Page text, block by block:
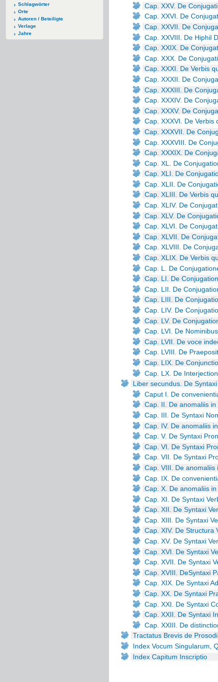
Schlagwörter
Orte
Autoren / Beteiligte
Verlage
Jahre
Cap. XXV. De
Cap. XXVI. De
Cap. XXVII. De
Cap. XXVIII. De Hiphil
Cap. XXIX. De
Cap. XXX. De
Cap. XXXI. De Verbis
Cap. XXXII. De
Cap. XXXIII. De
Cap. XXXIV. De
Cap. XXXV. De
Cap. XXXVI. De Verbis
Cap. XXXVII. De
Cap. XXXVIII. De
Cap. XXXIX. De
Cap. XL. De
Cap. XLI. De
Cap. XLII. De
Cap. XLIII. De Verbis
Cap. XLIV. De
Cap. XLV. De
Cap. XLVI. De
Cap. XLVII. De
Cap. XLVIII. De
Cap. XLIX. De Verbis
Cap. L. De
Cap. LI. De
Cap. LII. De
Cap. LIII. De
Cap. LIV. De
Cap. LV. De
Cap. LVI. De
Cap. LVII. De voce
Cap. LVIII. De
Cap. LIX. De
Cap. LX. De
Liber secundus. De
Caput I. De
Cap. II. De anomaliis
Cap. III. De Syntaxi
Cap. IV. De anomaliis
Cap. V. De Syntaxi
Cap. VI. De Syntaxi
Cap. VII. De Syntaxi
Cap. VIII. De
Cap. IX. De
Cap. X. De anomaliis
Cap. XI. De Syntaxi
Cap. XII. De Syntaxi
Cap. XIII. De Syntaxi
Cap. XIV. De Structura
Cap. XV. De Syntaxi
Cap. XVI. De Syntaxi
Cap. XVII. De Syntaxi
Cap. XVIII. DeSyntaxi
Cap. XIX. De Syntaxi
Cap. XX. De Syntaxi
Cap. XXI. De Syntaxi
Cap. XXII. De Syntaxi
Cap. XXIII. De
Tractatus Brevis de
Index Vocum Singularum,
Index Capitum Inscriptio